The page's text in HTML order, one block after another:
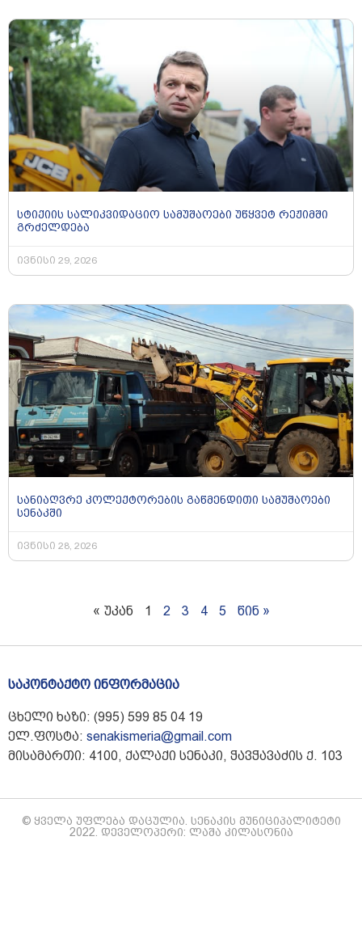
სტიქიის სალიკვიდაციო სამუშაოები უწყვეტ რეჟიმში
გრძელდება
ივნისი 29, 2026
სანიაღვრე კოლექტორების გაწმენდითი სამუშაოები
სენაკში
ივნისი 28, 2026
« უკან 1 2 3 4 5 წინ »
საკონტაქტო ინფორმაცია
ცხელი ხაზი: (995) 599 85 04 19
ელ.ფოსტა: senakismeria@gmail.com
მისამართი: 4100, ქალაქი სენაკი, ჭავჭავაძის ქ. 103
© ყველა უფლება დაცულია. სენაკის მუნიციპალიტეტი
2022. დეველოპერი: ლაშა კილასონია